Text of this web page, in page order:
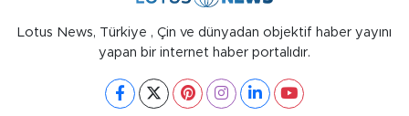
Lotus News, Türkiye , Çin ve dünyadan objektif haber yayını
yapan bir internet haber portalıdır.